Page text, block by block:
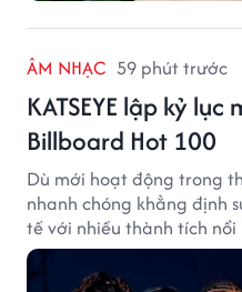
ÂM NHẠC 59 phút trước
KATSEYE lập kỷ
Billboard Hot 100
Dù mới hoạt động trong
nhanh chóng khẳng định
tế với nhiều thành tích